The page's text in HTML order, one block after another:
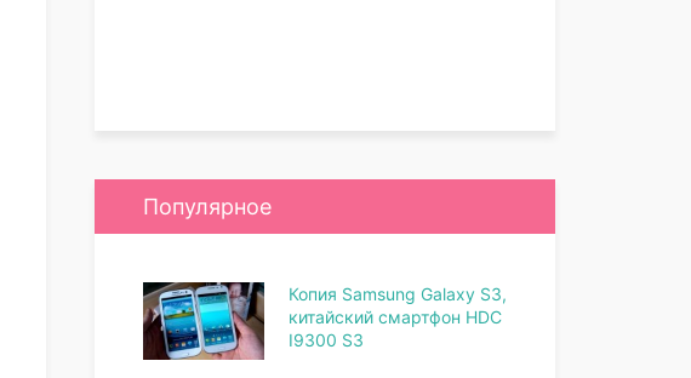
Популярное
Копия Samsung Galaxy S3,
китайский смартфон HDC
I9300 S3